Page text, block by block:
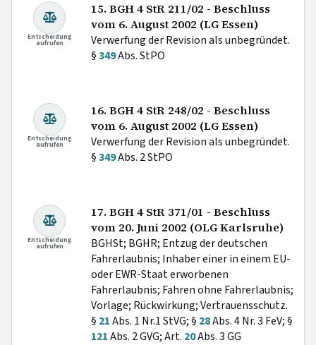
Entscheidung
aufrufen
15. BGH 4 StR 211/02 - Beschluss
vom 6. August 2002 (LG Essen)
Verwerfung der Revision als unbegründet.
§349Abs. StPO
Entscheidung
aufrufen
16. BGH 4 StR 248/02 - Beschluss
vom 6. August 2002 (LG Essen)
Verwerfung der Revision als unbegründet.
§349Abs. 2 StPO
Entscheidung
aufrufen
17. BGH 4 StR 371/01 - Beschluss
vom 20. Juni 2002 (OLG Karlsruhe)
BGHSt; BGHR; Entzug der deutschen
Fahrerlaubnis; Inhaber einer in einem EU-
oder EWR-Staat erworbenen
Fahrerlaubnis; Fahren ohne Fahrerlaubnis;
Vorlage; Rückwirkung; Vertrauensschutz.
§ 21Abs. 1 Nr.1 StVG; § 28Abs. 4 Nr. 3 FeV; §
121Abs. 2 GVG; Art. 20Abs. 3 GG